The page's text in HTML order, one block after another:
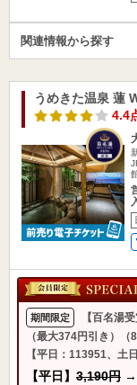
関連情報から探す
うめきた温泉 蓮
4.4
期間限定
【百名湯
（最大374円引き）（
【平日：113951、土
【平日】 3,190円 →